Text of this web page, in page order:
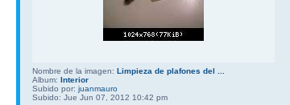
Nombre de la imagen: Limpieza de plafones del ...
Album: Interior
Subido por: juanmauro
Subido: Jue Jun 07, 2012 10:42 pm